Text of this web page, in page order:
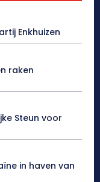
Enkhuizen
raken
Steun voor
in haven van